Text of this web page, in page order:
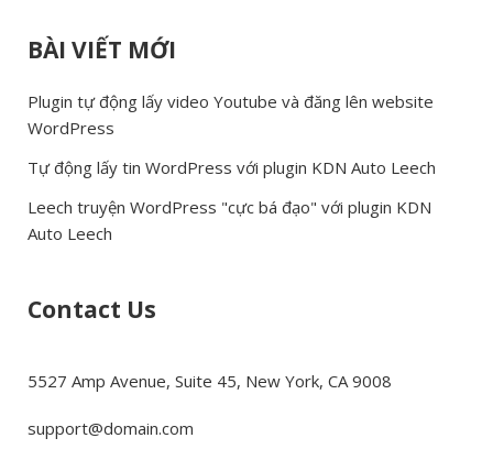
BÀI VIẾT MỚI
Plugin tự động lấy video Youtube và đăng lên website
WordPress
Tự động lấy tin WordPress với plugin KDN Auto Leech
Leech truyện WordPress "cực bá đạo" với plugin KDN
Auto Leech
Contact Us
5527 Amp Avenue, Suite 45, New York, CA 9008
support@domain.com